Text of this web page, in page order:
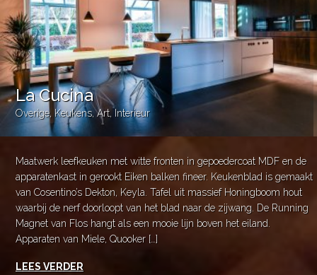
La Cucina
Overige, Keukens,Art, Interieur
Maatwerk leefkeuken met witte fronten in gepoedercoat MDF en de
apparatenkast in gerookt Eiken balken fineer. Keukenblad is gemaakt
van Cosentino’s Dekton, Keyla. Tafel uit massief Honingboom hout
waarbij de nerf doorloopt van het blad naar de zijwang. De Running
Magnet van Flos hangt als een mooie lijn boven het eiland.
Apparaten van Miele, Quooker […]
LEES VERDER